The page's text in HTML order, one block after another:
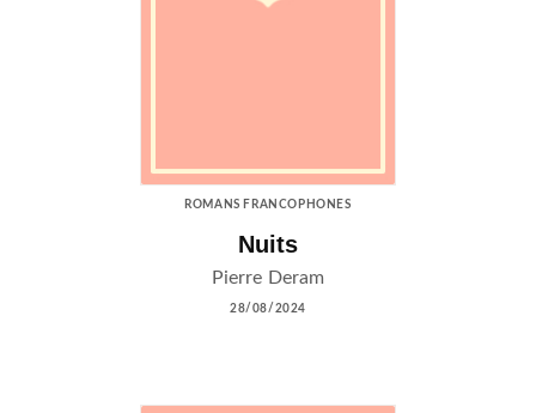
ROMANS FRANCOPHONES
Nuits
Pierre Deram
28/08/2024